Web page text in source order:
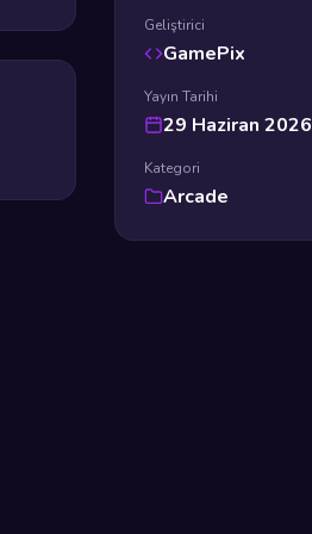
Geliştirici
GamePix
Yayın Tarihi
29 Haziran 2026
Kategori
Arcade